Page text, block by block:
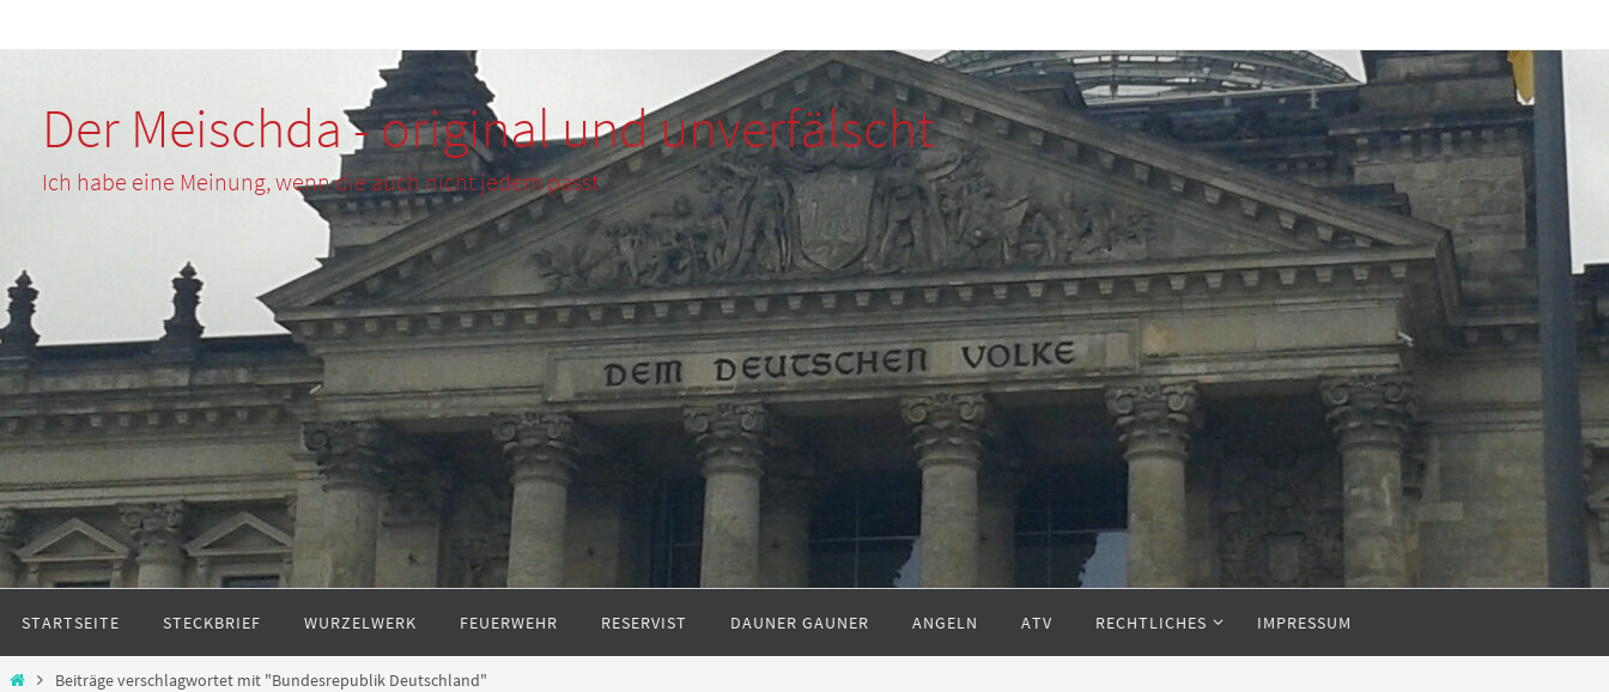
Inhalt
Der Meischda - original und unverfälscht
Ich habe eine Meinung, wenn die auch nicht jedem passt
Inhalt
springen
STARTSEITE STECKBRIEF WURZELWERK FEUERWEHR RESERVIST DAUNER GAUNER ANGELN ATV RECHTLICHES IMPRESSUM
StartBeiträge verschlagwortet mit "Bundesrepublik Deutschland"